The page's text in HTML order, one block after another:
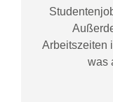
Arbeitszeiten
was